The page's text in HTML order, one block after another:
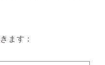
ます：